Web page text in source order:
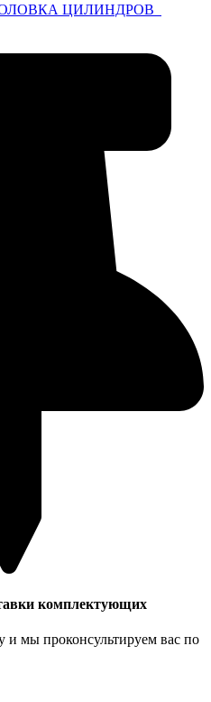
ЦИЛИНДРОВ
комплектующих
и мы проконсультируем вас по